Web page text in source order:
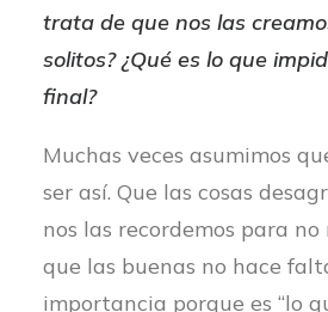
trata de que nos las
solitos? ¿Qué es lo que
final?
Muchas veces asumimos
ser así. Que las cosas
nos las recordemos para
que las buenas no hace
importancia porque es “lo